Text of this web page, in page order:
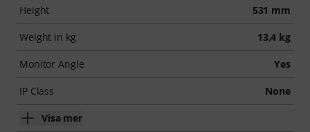
Height 531 mm
Weight in kg 13,4 kg
Monitor Angle Yes
IP Class None
Visa mer